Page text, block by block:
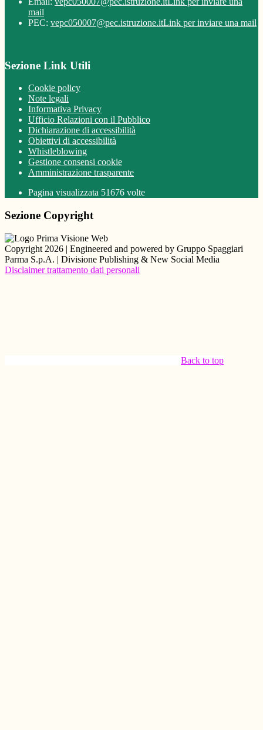
mail
PEC: vepc050007@pec.istruzione.itLink per inviare una mail
Sezione Link Utili
Cookie policy
Note legali
Informativa Privacy
Ufficio Relazioni con il Pubblico
Dichiarazione di accessibilità
Obiettivi di accessibilità
Whistleblowing
Gestione consensi cookie
Amministrazione trasparente
Pagina visualizzata 51676 volte
Sezione Copyright
Copyright 2026 | Engineered and powered by Gruppo Spaggiari
Parma S.p.A. | Divisione Publishing & New Social Media
Disclaimer trattamento dati personali
Back to top